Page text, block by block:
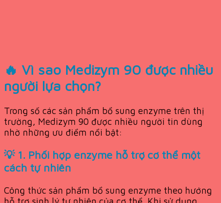
🔥 Vì sao Medizym 90 được nhiều
người lựa chọn?
Trong số các sản phẩm bổ sung enzyme trên thị
trường, Medizym 90 được nhiều người tin dùng
nhờ những ưu điểm nổi bật:
💡 1. Phối hợp enzyme hỗ trợ cơ thể một
cách tự nhiên
Công thức sản phẩm bổ sung enzyme theo hướng
hỗ trợ sinh lý tự nhiên của cơ thể. Khi sử dụng